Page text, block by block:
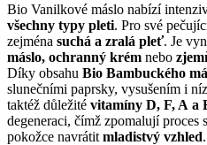
Bio Vanilkové máslo nabízí
všechny typy pleti. Pro své
zejména suchá a zralá pleť. Je
máslo, ochranný krém nebo
Díky obsahu Bio Bambuckého
slunečními paprsky, vysušením i
taktéž důležité vitamíny D, F, A a
degeneraci, čímž zpomalují proces
pokožce navrátit mladistvý vzhled.